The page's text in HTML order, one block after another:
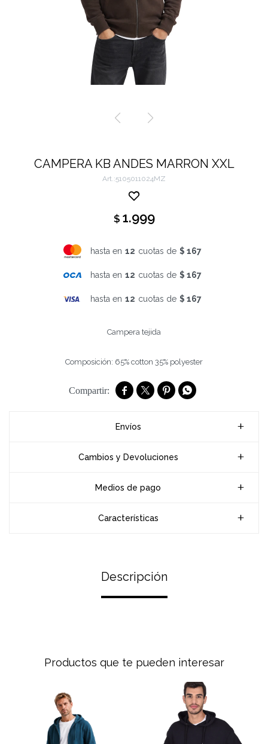
CAMPERA KB ANDES MARRON XXL
5105011024MZ
$ 1.999
hasta en 12 cuotas de $ 167
hasta en 12 cuotas de $ 167
hasta en 12 cuotas de $ 167
Campera tejida
Composición: 65% cotton 35% polyester
   
Envíos
Cambios y Devoluciones
Medios de pago
Características
Descripción
Productos que te pueden interesar